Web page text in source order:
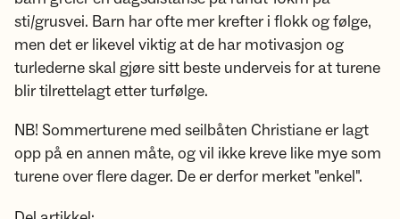
sti/grusvei. Barn har ofte mer krefter i flokk og følge,
men det er likevel viktig at de har motivasjon og
turlederne skal gjøre sitt beste underveis for at turene
blir tilrettelagt etter turfølge.
NB! Sommerturene med seilbåten Christiane er lagt
opp på en annen måte, og vil ikke kreve like mye som
turene over flere dager. De er derfor merket "enkel".